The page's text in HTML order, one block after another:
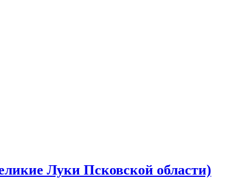
Луки Псковской области)